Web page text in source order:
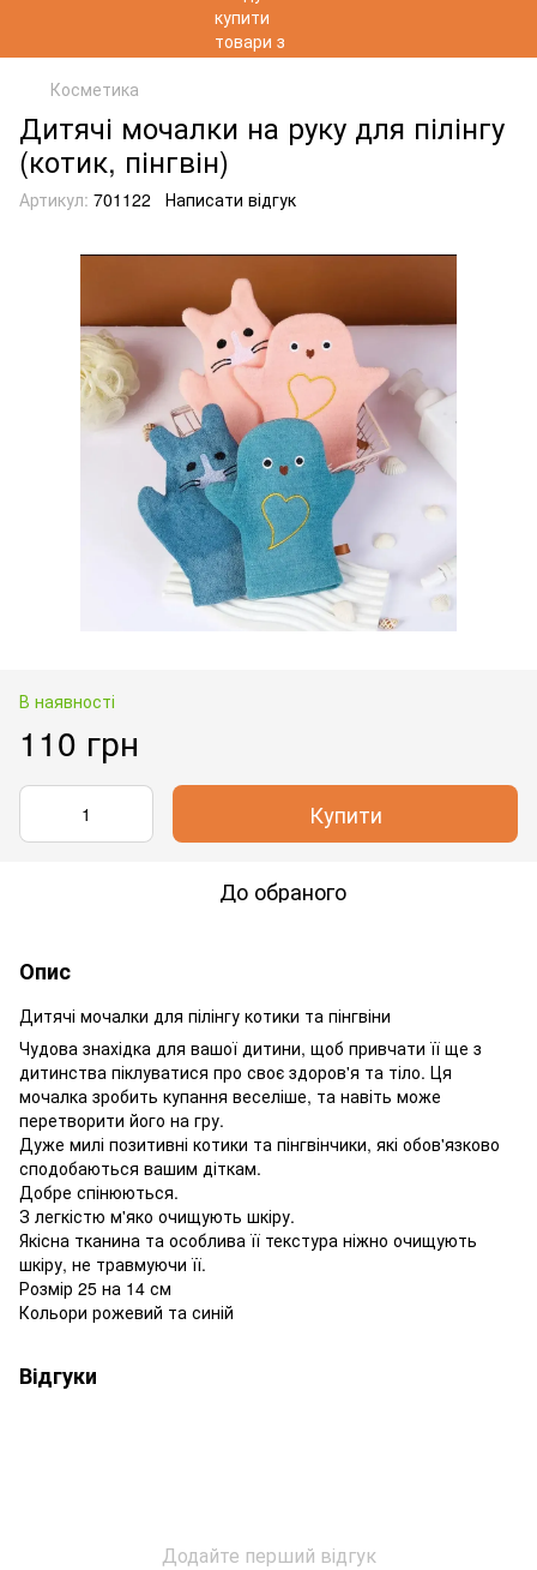
Косметика
Дитячі мочалки на руку для пілінгу
(котик, пінгвін)
Артикул: 701122 Написати відгук
В наявності
110 грн
Купити
До обраного
Опис
Дитячі мочалки для пілінгу котики та пінгвіни
Чудова знахідка для вашої дитини, щоб привчати її ще з
дитинства піклуватися про своє здоров'я та тіло. Ця
мочалка зробить купання веселіше, та навіть може
перетворити його на гру.
Дуже милі позитивні котики та пінгвінчики, які обов'язково
сподобаються вашим діткам.
Добре спінюються.
З легкістю м'яко очищують шкіру.
Якісна тканина та особлива її текстура ніжно очищують
шкіру, не травмуючи її.
Розмір 25 на 14 см
Кольори рожевий та синій
Відгуки
Додайте перший відгук